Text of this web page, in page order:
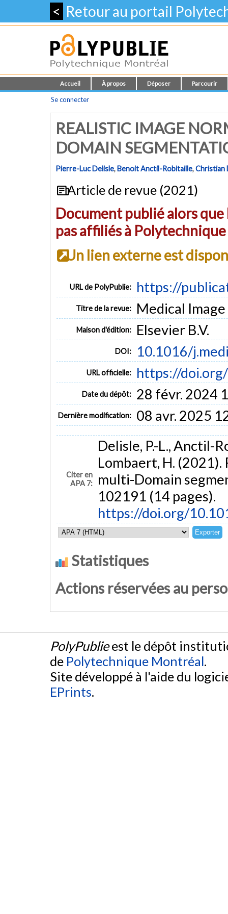
< Retour au portail
Accueil À propos Déposer Parcourir
Se connecter
REALISTIC IMAGE
DOMAIN
Pierre-Luc Delisle,Benoit Anctil-Robitaille,Christian
Article de revue (2021)
Document publié alors
pas affiliés à
Un lien externe est
URL de PolyPublie: https://
Titre de la revue: Medical
Maison d'édition: Elsevier B.V.
DOI: 10.1016/
URL officielle: https://
Date du dépôt: 28 févr. 2024
Dernière modification: 08 avr. 2025
Citer en
APA 7:
Delisle, P.-L., Anctil-
Lombaert, H.
multi-Domain
102191 (14 pages).
https://doi.org/
Statistiques
Actions réservées au
PolyPublieest le dépôt
de Polytechnique Montréal.
Site développé à l'aide du
EPrints.